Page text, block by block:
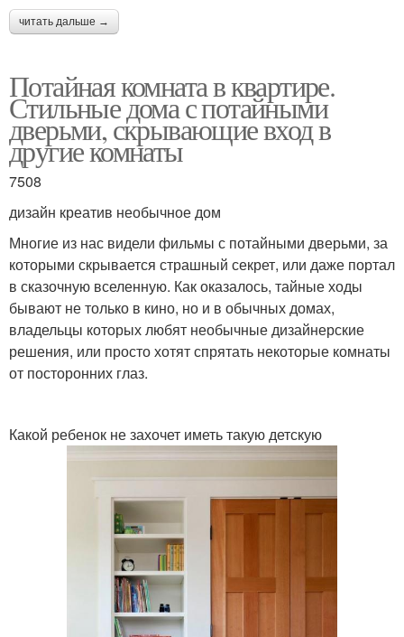
читать дальше →
Потайная комната в квартире.
Стильные дома с потайными
дверьми, скрывающие вход в
другие комнаты
7508
дизайн креатив необычное дом
Многие из нас видели фильмы с потайными дверьми, за
которыми скрывается страшный секрет, или даже портал
в сказочную вселенную. Как оказалось, тайные ходы
бывают не только в кино, но и в обычных домах,
владельцы которых любят необычные дизайнерские
решения, или просто хотят спрятать некоторые комнаты
от посторонних глаз.
Какой ребенок не захочет иметь такую детскую